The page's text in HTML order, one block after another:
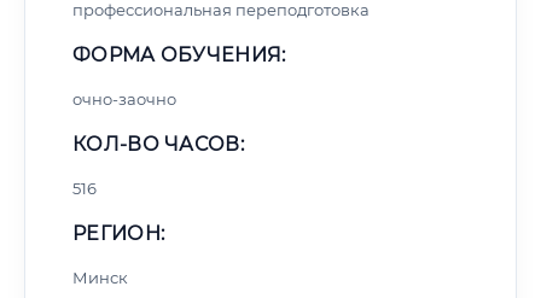
профессиональная переподготовка
ФОРМА ОБУЧЕНИЯ:
очно-заочно
КОЛ-ВО ЧАСОВ:
516
РЕГИОН:
Минск